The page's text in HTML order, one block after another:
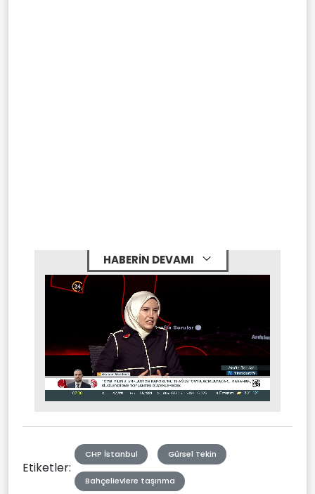
HABERİN DEVAMI
Mute Stream
Etiketler:
CHP İstanbul Gürsel Tekin
Bahçelievlere taşınma